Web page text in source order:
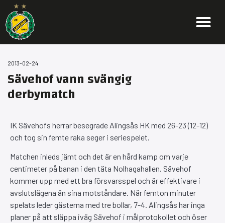
2013-02-24
Sävehof vann svängig
derbymatch
IK Sävehofs herrar besegrade Alingsås HK med 26-23 (12-12)
och tog sin femte raka seger i seriespelet.
Matchen inleds jämt och det är en hård kamp om varje
centimeter på banan i den täta Nolhagahallen. Sävehof
kommer upp med ett bra försvarsspel och är effektivare i
avslutslägena än sina motståndare. När femton minuter
spelats leder gästerna med tre bollar, 7-4. Alingsås har inga
planer på att släppa iväg Sävehof i målprotokollet och öser